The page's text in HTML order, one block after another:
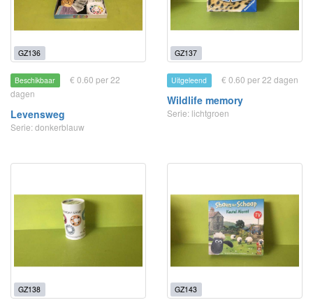
GZ136
Beschikbaar
€ 0.60 per 22
dagen
Levensweg
Serie: donkerblauw
GZ137
Uitgeleend € 0.60 per 22 dagen
Wildlife memory
Serie: lichtgroen
GZ138 GZ143